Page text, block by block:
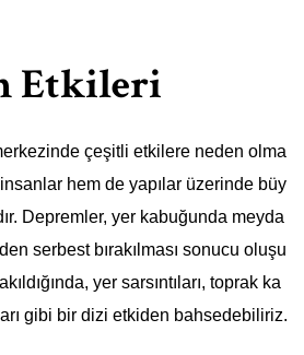
Etkileri
çeşitli etkilere neden olma
hem de yapılar üzerinde büy
Depremler, yer kabuğunda meyda
serbest bırakılması sonucu oluşu
yer sarsıntıları, toprak ka
gibi bir dizi etkiden bahsedebiliriz.